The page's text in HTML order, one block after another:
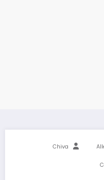
Chiva